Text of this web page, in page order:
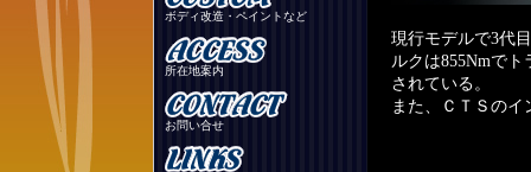
ボディ改造・ペイントなど
所在地案内
お問い合せ
現行モデルで3代
ルクは855Nmで
されている。
また、ＣＴＳの